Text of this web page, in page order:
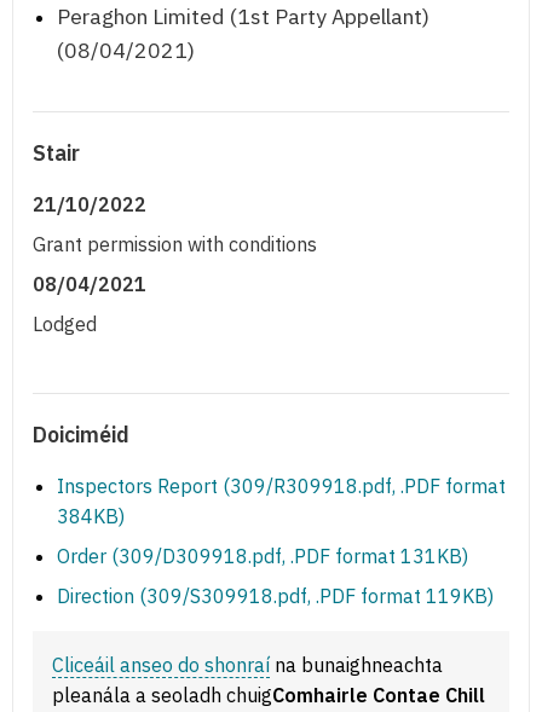
Peraghon Limited (1st Party Appellant)
(08/04/2021)
Stair
21/10/2022
Grant permission with conditions
08/04/2021
Lodged
Doiciméid
Inspectors Report (309/R309918.pdf, .PDF format
384KB)
Order (309/D309918.pdf, .PDF format 131KB)
Direction (309/S309918.pdf, .PDF format 119KB)
Cliceáil anseo do shonraí na bunaighneachta
pleanála a seoladh chuigComhairle Contae Chill